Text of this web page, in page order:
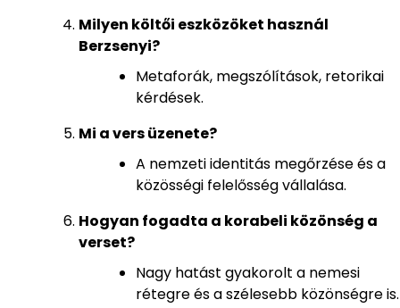
Milyen költői eszközöket használ
Berzsenyi?
Metaforák, megszólítások, retorikai
kérdések.
Mi a vers üzenete?
A nemzeti identitás megőrzése és a
közösségi felelősség vállalása.
Hogyan fogadta a korabeli közönség a
verset?
Nagy hatást gyakorolt a nemesi
rétegre és a szélesebb közönségre is.